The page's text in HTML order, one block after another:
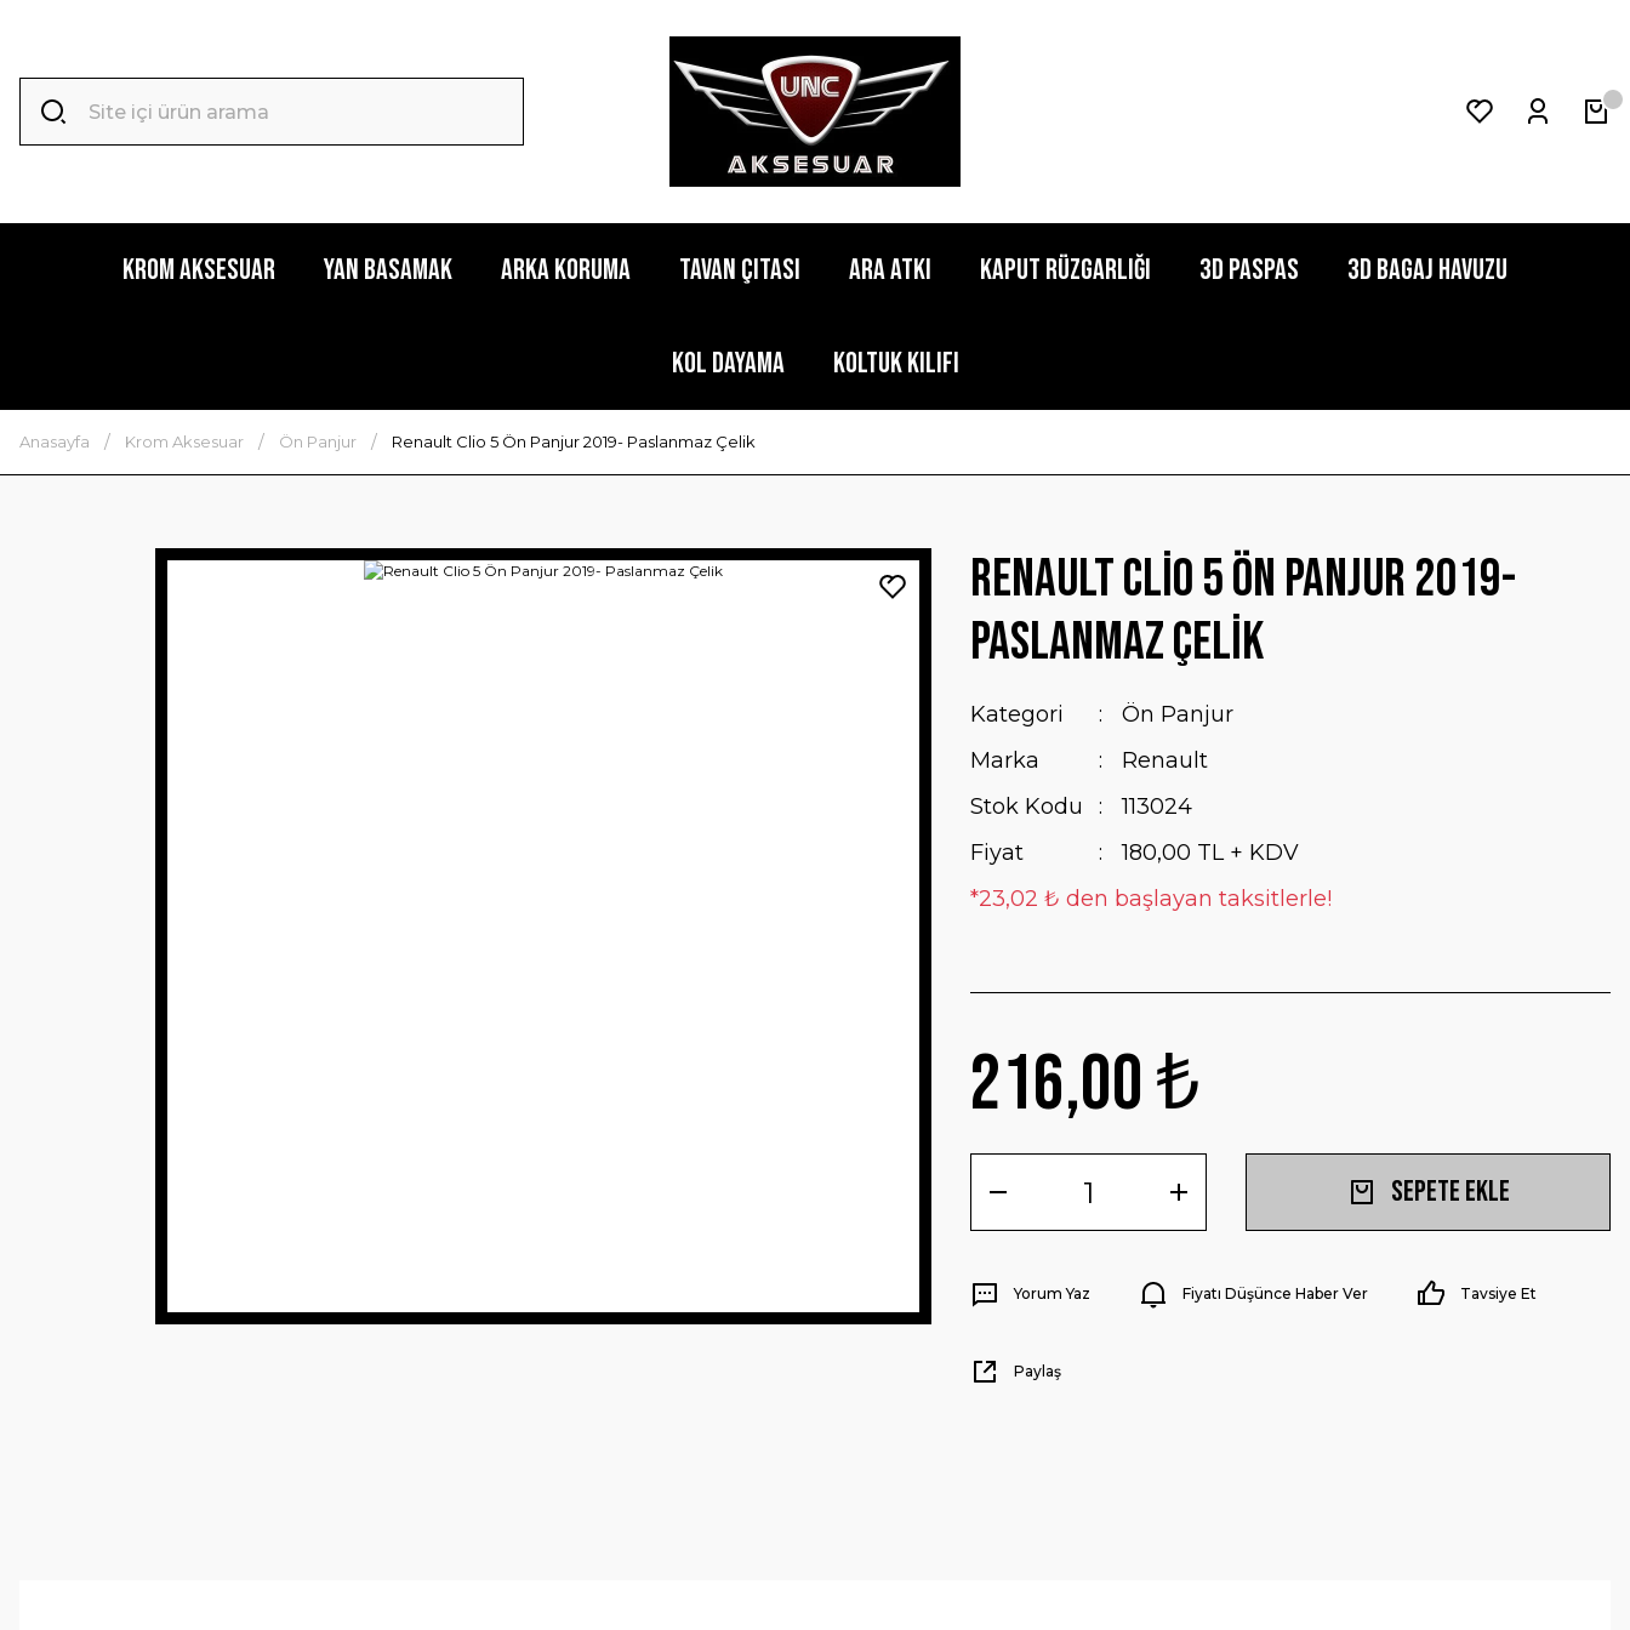
Krom Aksesuar Yan Basamak Arka Koruma Tavan Çıtası Ara Atkı Kaput Rüzgarlığı 3D Paspas 3D Bagaj Havuzu
Kol Dayama Koltuk Kılıfı
Anasayfa Krom Aksesuar Ön Panjur Renault Clio 5 Ön Panjur 2019- Paslanmaz Çelik
Renault Clio 5 Ön Panjur 2019-
Paslanmaz Çelik
Kategori
Ön Panjur
Marka
Renault
Stok Kodu
113024
Fiyat
180,00 TL + KDV
*23,02 ₺ den başlayan taksitlerle!
216,00 ₺
Sepete Ekle
Yorum Yaz Fiyatı Düşünce Haber Ver Tavsiye Et
Paylaş